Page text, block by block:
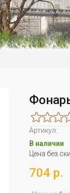
Артикул:
В наличии
Цена без
704 р.